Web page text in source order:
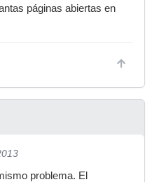
páginas abiertas en
problema. El